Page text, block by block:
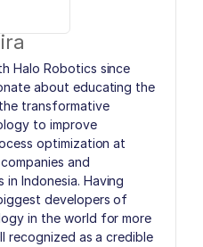
Halo Robotics since
about educating the
transformative
to improve
optimization at
and
Indonesia. Having
developers of
in the world for more
recognized as a credible